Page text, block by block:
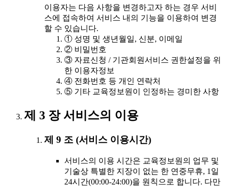
이용자는 다음 사항을 변경하고자 하는 경우 서비
스에 접속하여 서비스 내의 기능을 이용하여 변경
할 수 있습니다.
① 성명 및 생년월일, 신분, 이메일
② 비밀번호
③ 자료신청 / 기관회원서비스 권한설정을 위
한 이용자정보
④ 전화번호 등 개인 연락처
⑤ 기타 교육정보원이 인정하는 경미한 사항
제 3 장 서비스의 이용
제 9 조 (서비스 이용시간)
서비스의 이용 시간은 교육정보원의 업무 및
기술상 특별한 지장이 없는 한 연중무휴, 1일
24시간(00:00-24:00)을 원칙으로 합니다. 다만